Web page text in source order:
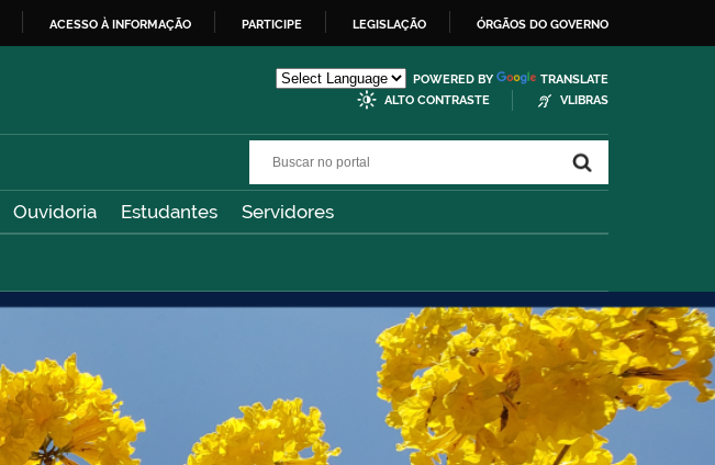
ACESSO À INFORMAÇÃO PARTICIPE LEGISLAÇÃO ÓRGÃOS DO GOVERNO
POWERED BY
TRANSLATE
ALTO CONTRASTE
VLIBRAS
Ouvidoria Estudantes Servidores